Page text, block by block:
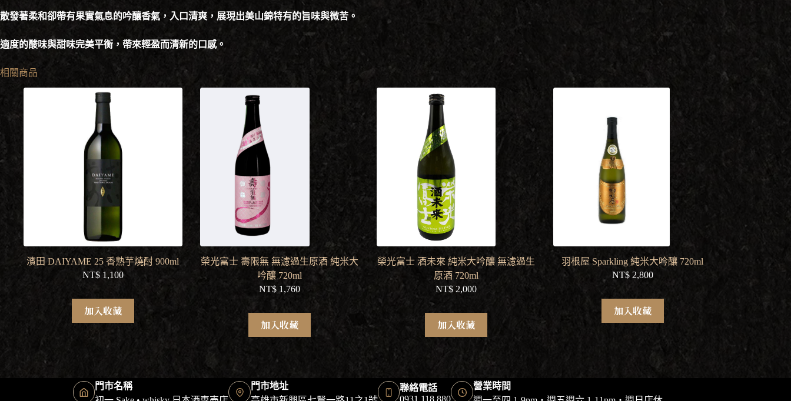
數
散發著柔和卻帶有果實氣息的吟釀香氣，入口清爽，展現出美山錦特有的旨味與微苦。
適度的酸味與甜味完美平衡，帶來輕盈而清新的口感。
相關商品
濱田 DAIYAME 25 香熟芋燒酎 900ml
NT$1,100
加入收藏
榮光富士 壽限無 無濾過生原酒 純米大
吟釀 720ml
NT$1,760
加入收藏
榮光富士 酒未來 純米大吟釀 無濾過生
原酒 720ml
NT$2,000
加入收藏
羽根屋 Sparkling 純米大吟釀 720ml
NT$2,800
加入收藏
門市名稱
門市地址
聯絡電話
0931 118 880
營業時間